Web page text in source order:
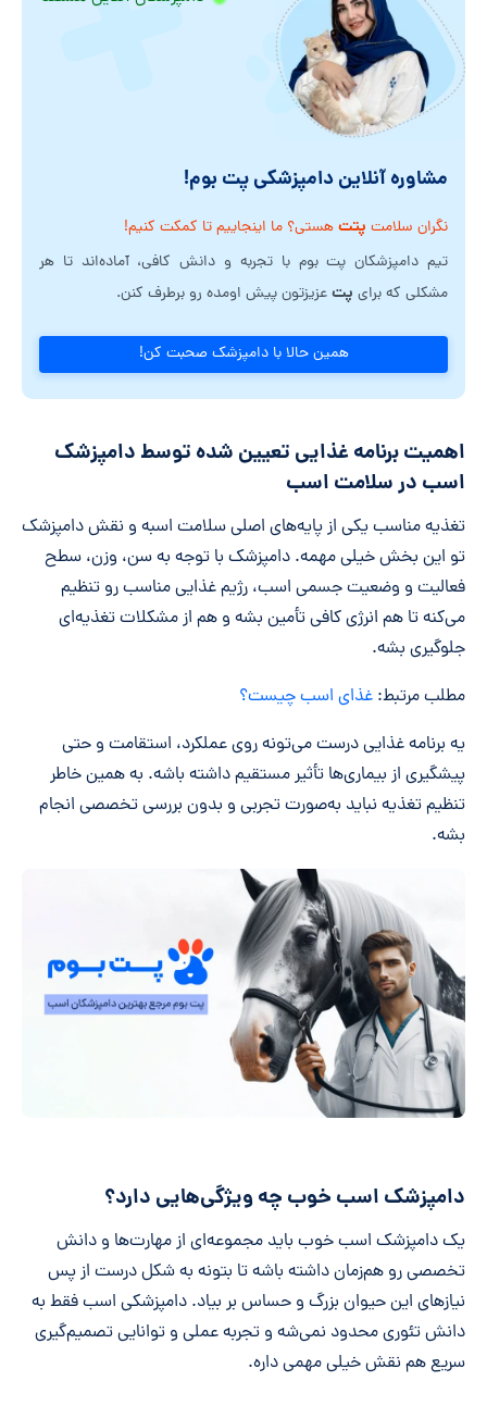
مشاوره آنلاین دامپزشکی پت بوم!
نگران سلامت پتتهستی؟ ما اینجاییم تا کمکت کنیم!
تیم دامپزشکان پت بوم با تجربه و دانش کافی، آماده‌اند تا هر
مشکلی که برای پتعزیزتون پیش اومده رو برطرف کنن.
همین حالا با دامپزشک صحبت کن!
اهمیت برنامه غذایی تعیین شده توسط دامپزشک
اسب در سلامت اسب
تغذیه مناسب یکی از پایه‌های اصلی سلامت اسبه و نقش دامپزشک
تو این بخش خیلی مهمه. دامپزشک با توجه به سن، وزن، سطح
فعالیت و وضعیت جسمی اسب، رژیم غذایی مناسب رو تنظیم
می‌کنه تا هم انرژی کافی تأمین بشه و هم از مشکلات تغذیه‌ای
جلوگیری بشه.
مطلب مرتبط: غذای اسب چیست؟
یه برنامه غذایی درست می‌تونه روی عملکرد، استقامت و حتی
پیشگیری از بیماری‌ها تأثیر مستقیم داشته باشه. به همین خاطر
تنظیم تغذیه نباید به‌صورت تجربی و بدون بررسی تخصصی انجام
بشه.
دامپزشک اسب خوب چه ویژگی‌هایی دارد؟
یک دامپزشک اسب خوب باید مجموعه‌ای از مهارت‌ها و دانش
تخصصی رو هم‌زمان داشته باشه تا بتونه به شکل درست از پس
نیازهای این حیوان بزرگ و حساس بر بیاد. دامپزشکی اسب فقط به
دانش تئوری محدود نمی‌شه و تجربه عملی و توانایی تصمیم‌گیری
سریع هم نقش خیلی مهمی داره.